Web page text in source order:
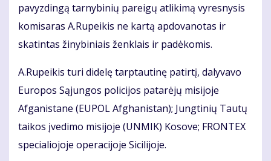
pavyzdingą tarnybinių pareigų atlikimą vyresnysis
komisaras A.Rupeikis ne kartą apdovanotas ir
skatintas žinybiniais ženklais ir padėkomis.
A.Rupeikis turi didelę tarptautinę patirtį, dalyvavo
Europos Sąjungos policijos patarėjų misijoje
Afganistane (EUPOL Afghanistan); Jungtinių Tautų
taikos įvedimo misijoje (UNMIK) Kosove; FRONTEX
specialiojoje operacijoje Sicilijoje.